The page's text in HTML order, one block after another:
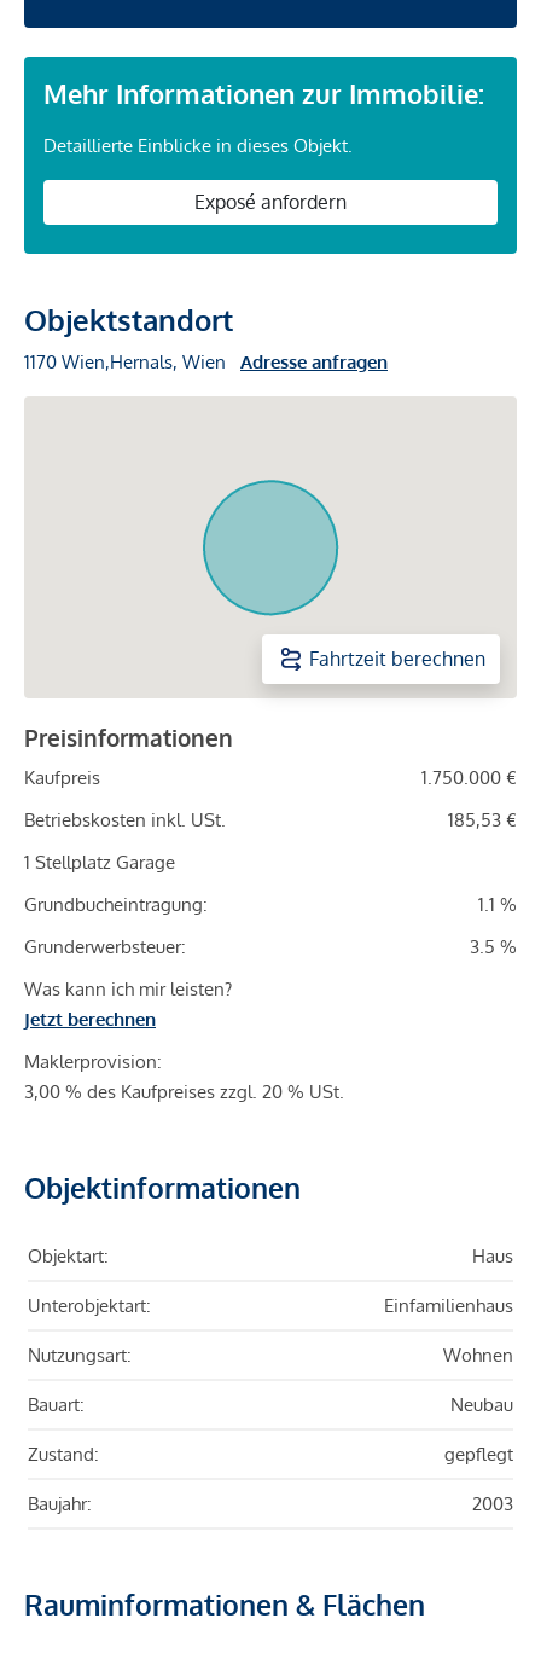
Mehr Informationen zur Immobilie:
Detaillierte Einblicke in dieses Objekt.
Exposé anfordern
Objektstandort
1170 Wien,Hernals, Wien Adresse anfragen
Fahrtzeit berechnen
Preisinformationen
Kaufpreis
1.750.000 €
Betriebskosten inkl. USt.
185,53 €
1 Stellplatz Garage
Grundbucheintragung:
1.1 %
Grunderwerbsteuer:
3.5 %
Was kann ich mir leisten?
Jetzt berechnen
Maklerprovision:
3,00 % des Kaufpreises zzgl. 20 % USt.
Objektinformationen
Objektart: Haus
Unterobjektart: Einfamilienhaus
Nutzungsart: Wohnen
Bauart: Neubau
Zustand: gepflegt
Baujahr: 2003
Rauminformationen & Flächen